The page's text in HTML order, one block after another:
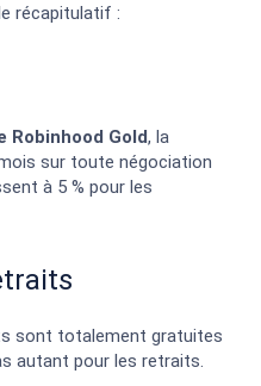
récapitulatif :
Robinhood Gold, la
sur toute négociation
à 5 % pour les
sont totalement gratuites
autant pour les retraits.